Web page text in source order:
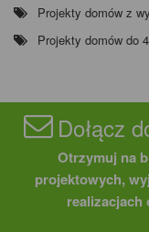
Projekty domów z
Projekty domów do
Dołącz
Otrzymuj na
projektowych,
realizacjach